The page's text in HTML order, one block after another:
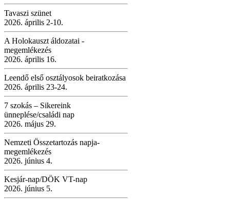
Tavaszi szünet
2026. április 2-10.
A Holokauszt áldozatai -
megemlékezés
2026. április 16.
Leendő első osztályosok beiratkozása
2026. április 23-24.
7 szokás – Sikereink
ünneplése/családi nap
2026. május 29.
Nemzeti Összetartozás napja-
megemlékezés
2026. június 4.
Kesjár-nap/DÖK VT-nap
2026. június 5.